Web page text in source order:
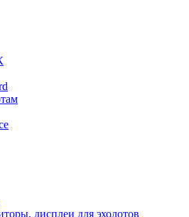
дисплеи для эхолотов